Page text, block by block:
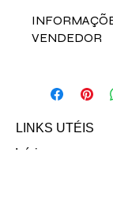
VENDEDOR
Saporito a
Email:
LINKS UTÉIS
Início